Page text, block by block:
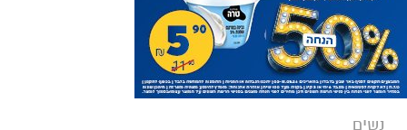
נשים